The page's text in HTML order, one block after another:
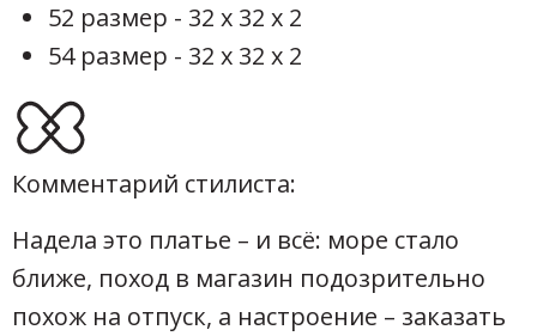
52 размер - 32 х 32 х 2
54 размер - 32 х 32 х 2
Комментарий стилиста:
Надела это платье – и всё: море стало
ближе, поход в магазин подозрительно
похож на отпуск, а настроение – заказать